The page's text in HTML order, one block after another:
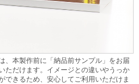
、本製作前に「納品前サンプル」をお届
ただけます。イメージとの違いやうっか
できるため、安心してご利用いただけま